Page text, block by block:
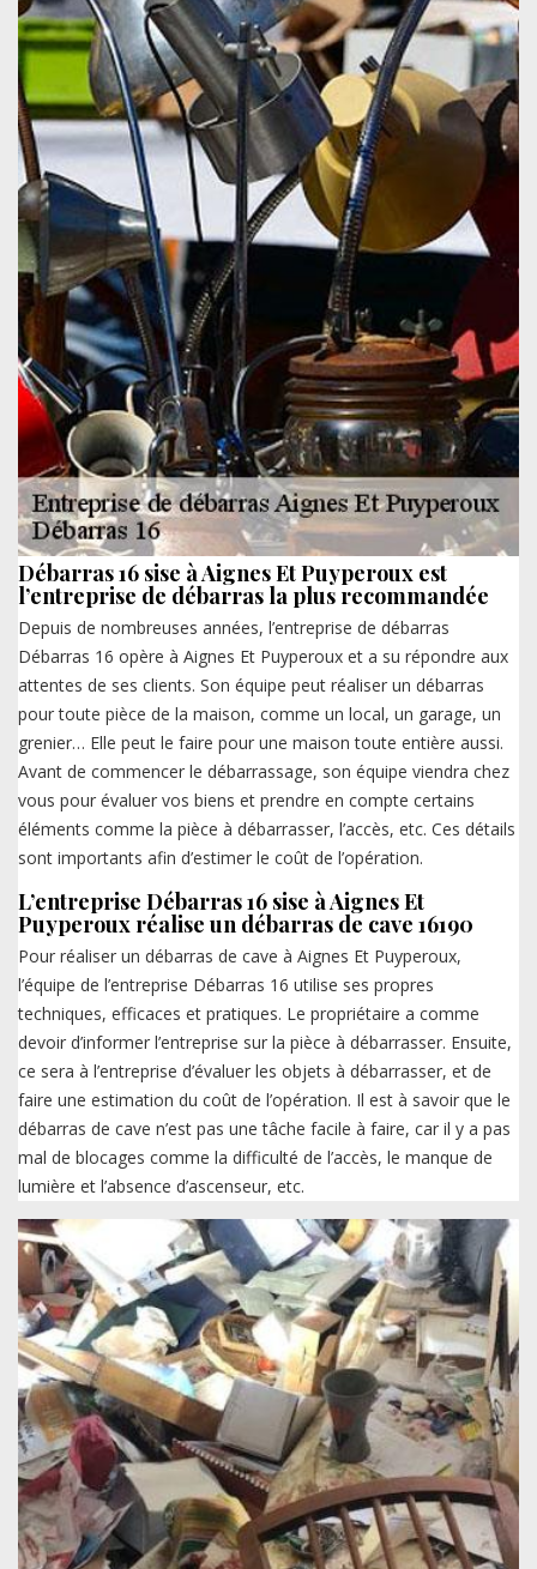
Débarras 16 sise à Aignes Et Puyperoux est
l’entreprise de débarras la plus recommandée
Depuis de nombreuses années, l’entreprise de débarras
Débarras 16 opère à Aignes Et Puyperoux et a su répondre aux
attentes de ses clients. Son équipe peut réaliser un débarras
pour toute pièce de la maison, comme un local, un garage, un
grenier… Elle peut le faire pour une maison toute entière aussi.
Avant de commencer le débarrassage, son équipe viendra chez
vous pour évaluer vos biens et prendre en compte certains
éléments comme la pièce à débarrasser, l’accès, etc. Ces détails
sont importants afin d’estimer le coût de l’opération.
L’entreprise Débarras 16 sise à Aignes Et
Puyperoux réalise un débarras de cave 16190
Pour réaliser un débarras de cave à Aignes Et Puyperoux,
l’équipe de l’entreprise Débarras 16 utilise ses propres
techniques, efficaces et pratiques. Le propriétaire a comme
devoir d’informer l’entreprise sur la pièce à débarrasser. Ensuite,
ce sera à l’entreprise d’évaluer les objets à débarrasser, et de
faire une estimation du coût de l’opération. Il est à savoir que le
débarras de cave n’est pas une tâche facile à faire, car il y a pas
mal de blocages comme la difficulté de l’accès, le manque de
lumière et l’absence d’ascenseur, etc.